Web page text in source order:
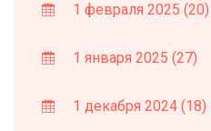
1 февраля 2025 (20)
1 января 2025 (27)
1 декабря 2024 (18)